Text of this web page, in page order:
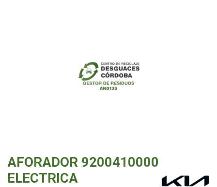
AFORADOR 9200410000
ELECTRICA